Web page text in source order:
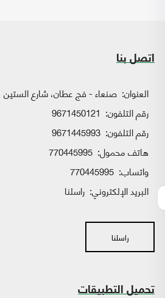
اتصل بنا
العنوان: صنعاء - فج عطان، شارع الستين
رقم التلفون: 9671450121
رقم التلفون: 9671445993
هاتف محمول: 770445995
واتساب:
البريد الإلكتروني: راسلنا
راسلنا
تحميل التطبيقات